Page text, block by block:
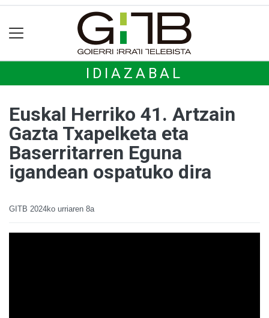
IDIAZABAL
Euskal Herriko 41. Artzain
Gazta Txapelketa eta
Baserritarren Eguna
igandean ospatuko dira
GITB 2024ko urriaren 8a